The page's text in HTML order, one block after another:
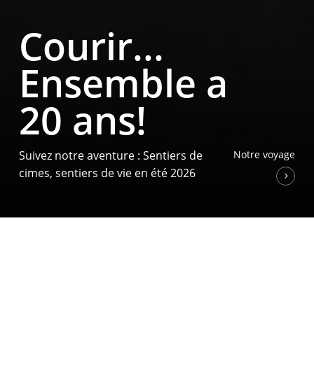
Courir...
Ensemble a
20 ans!
Suivez notre aventure : Sentiers de
cimes, sentiers de vie en été 2026
Notre voyage